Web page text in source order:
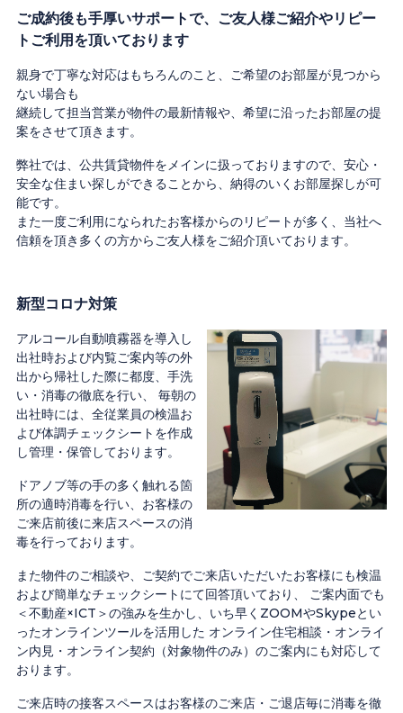
ご成約後も手厚いサポートで、ご友人様ご紹介やリピー
トご利用を頂いております
親身で丁寧な対応はもちろんのこと、ご希望のお部屋が見つから
ない場合も
継続して担当営業が物件の最新情報や、希望に沿ったお部屋の提
案をさせて頂きます。
弊社では、公共賃貸物件をメインに扱っておりますので、安心・
安全な住まい探しができることから、納得のいくお部屋探しが可
能です。
また一度ご利用になられたお客様からのリピートが多く、当社へ
信頼を頂き多くの方からご友人様をご紹介頂いております。
新型コロナ対策
アルコール自動噴霧器を導入し
出社時および内覧ご案内等の外
出から帰社した際に都度、手洗
い・消毒の徹底を行い、 毎朝の
出社時には、全従業員の検温お
よび体調チェックシートを作成
し管理・保管しております。
ドアノブ等の手の多く触れる箇
所の適時消毒を行い、お客様の
ご来店前後に来店スペースの消
毒を行っております。
また物件のご相談や、ご契約でご来店いただいたお客様にも検温
および簡単なチェックシートにて回答頂いており、 ご案内面でも
＜不動産×ICT＞の強みを生かし、いち早くZOOMやSkypeとい
ったオンラインツールを活用した オンライン住宅相談・オンライ
ン内見・オンライン契約（対象物件のみ）のご案内にも対応して
おります。
ご来店時の接客スペースはお客様のご来店・ご退店毎に消毒を徹